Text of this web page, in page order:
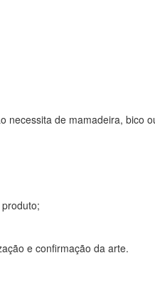
necessita de mamadeira,
e confirmação da arte.